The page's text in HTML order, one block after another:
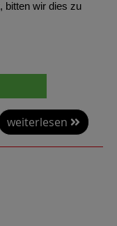
bitten wir dies zu
weiterlesen